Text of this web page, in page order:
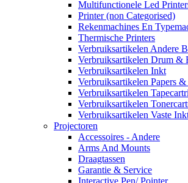
Multifunctionele Led
Printer (non Categorised)
Rekenmachines En
Thermische Printers
Verbruiksartikelen Andere
Verbruiksartikelen Drum &
Verbruiksartikelen Inkt
Verbruiksartikelen Papers
Verbruiksartikelen
Verbruiksartikelen
Verbruiksartikelen Vaste
Projectoren
Accessoires - Andere
Arms And Mounts
Draagtassen
Garantie & Service
Interactive Pen/ Pointer